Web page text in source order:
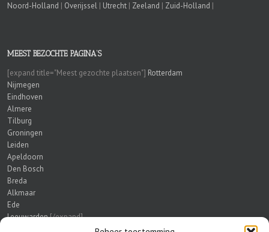
Noord-Holland | Overijssel | Utrecht | Zeeland | Zuid-Holland |
MEEST BEZOCHTE PAGINA’S
[expand title="Meest gezochte plaatsen"] Rotterdam
Nijmegen
Eindhoven
Almere
Tilburg
Groningen
Leiden
Apeldoorn
Den Bosch
Breda
Alkmaar
Ede
Leeuwarden[/expand]